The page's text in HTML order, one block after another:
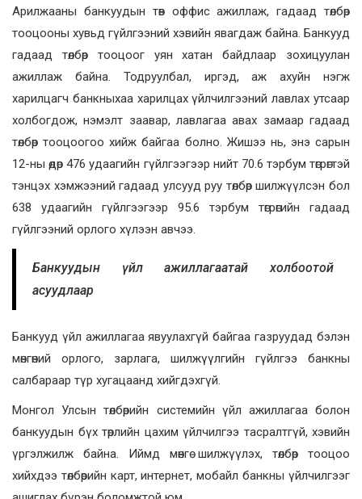
Арилжааны банкуудын төв оффис ажиллаж, гадаад төлбөр
тооцооны хувьд гүйлгээний хэвийн явагдаж байна. Банкууд
гадаад төлбөр тооцоог уян хатан байдлаар зохицуулан
ажиллаж байна. Тодруулбал, иргэд, аж ахуйн нэгж
харилцагч банкныхаа харилцах үйлчилгээний лавлах утсаар
холбогдож, нэмэлт заавар, лавлагаа авах замаар гадаад
төлбөр тооцоогоо хийж байгаа болно. Жишээ нь, энэ сарын
12-ны өдөр 476 удаагийн гүйлгээгээр нийт 70.6 тэрбум төгрөгтэй
тэнцэх хэмжээний гадаад улсууд руу төлбөр шилжүүлсэн бол
638 удаагийн гүйлгээгээр 95.6 тэрбум төгрөгийн гадаад
гүйлгээний орлого хүлээн авчээ.
Банкуудын үйл ажиллагаатай холбоотой
асуудлаар
Банкууд үйл ажиллагаа явуулахгүй байгаа газруудад бэлэн
мөнгөний орлого, зарлага, шилжүүлгийн гүйлгээ банкны
салбараар түр хугацаанд хийгдэхгүй.
Монгол Улсын төлбөрийн системийн үйл ажиллагаа болон
банкуудын бүх төрлийн цахим үйлчилгээ тасралтгүй, хэвийн
үргэлжилж байна. Иймд мөнгө шилжүүлэх, төлбөр тооцоо
хийхдээ төлбөрийн карт, интернет, мобайл банкны үйлчилгээг